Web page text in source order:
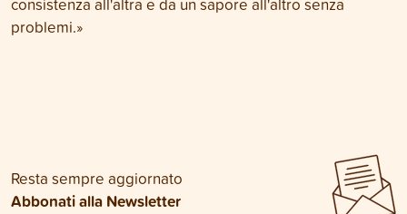
problemi.»
Resta sempre aggiornato
Abbonati alla Newsletter